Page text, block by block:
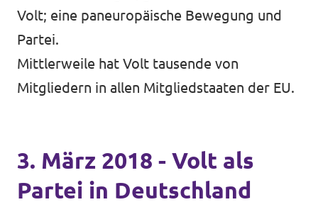
Volt; eine paneuropäische Bewegung und
Partei.
Mittlerweile hat Volt tausende von
Mitgliedern in allen Mitgliedstaaten der EU.
3. März 2018 - Volt als
Partei in Deutschland